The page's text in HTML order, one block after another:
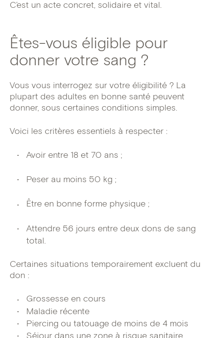
C’est un acte concret, solidaire et vital.
Êtes-vous éligible pour
donner votre sang ?
Vous vous interrogez sur votre éligibilité ? La
plupart des adultes en bonne santé peuvent
donner, sous certaines conditions simples.
Voici les critères essentiels à respecter :
Avoir entre 18 et 70 ans ;
Peser au moins 50 kg ;
Être en bonne forme physique ;
Attendre 56 jours entre deux dons de sang
total.
Certaines situations temporairement excluent du
don :
Grossesse en cours
Maladie récente
Piercing ou tatouage de moins de 4 mois
Séjour dans une zone à risque sanitaire